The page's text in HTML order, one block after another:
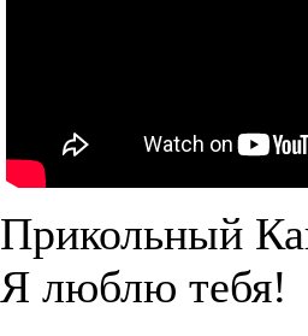
Прикольный
Я люблю тебя!